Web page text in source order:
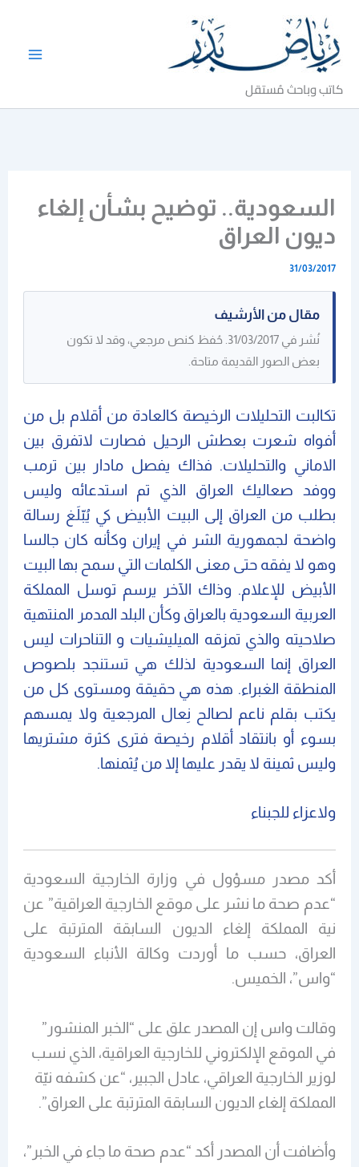
المحتوى
كاتب وباحث مُستقل
السعودية.. توضيح بشأن إلغاء
ديون العراق
31/03/2017
مقال من الأرشيف
نُشر في 31/03/2017. حُفظ كنص مرجعي، وقد لا تكون
بعض الصور القديمة متاحة.
تكالبت التحليلات الرخيصة كالعادة من أقلام بل من
أفواه شعرت بعطش الرحيل فصارت لاتفرق بين
الاماني والتحليلات. فذاك يفصل مادار بين ترمب
ووفد صعاليك العراق الذي تم استدعائه وليس
بطلب من العراق إلى البيت الأبيض كي يُبّلَغ رسالة
واضحة لجمهورية الشر في إيران وكأنه كان جالسا
وهو لا يفقه حتى معنى الكلمات التي سمح بها البيت
الأبيض للإعلام. وذاك الآخر يرسم توسل المملكة
العربية السعودية بالعراق وكأن البلد المدمر المنتهية
صلاحيته والذي تمزقه الميليشيات و التناحرات ليس
العراق إنما السعودية لذلك هي تستنجد بلصوص
المنطقة الغبراء. هذه هي حقيقة ومستوى كل من
يكتب بقلم ناعم لصالح نِعال المرجعية ولا يمسهم
بسوء أو بانتقاد أقلام رخيصة فترى كثرة مشتريها
وليس ثمينة لا يقدر عليها إلا من يُثمنها.
ولاعزاء للجبناء
أكد مصدر مسؤول في وزارة الخارجية السعودية
“عدم صحة ما نشر على موقع الخارجية العراقية” عن
نية المملكة إلغاء الديون السابقة المترتبة على
العراق، حسب ما أوردت وكالة الأنباء السعودية
“واس”، الخميس.
وقالت واس إن المصدر علق على “الخبر المنشور”
في الموقع الإلكتروني للخارجية العراقية، الذي نسب
لوزير الخارجية العراقي، عادل الجبير، “عن كشفه نيّة
المملكة إلغاء الديون السابقة المترتبة على العراق”.
وأضافت أن المصدر أكد “عدم صحة ما جاء في الخبر”،